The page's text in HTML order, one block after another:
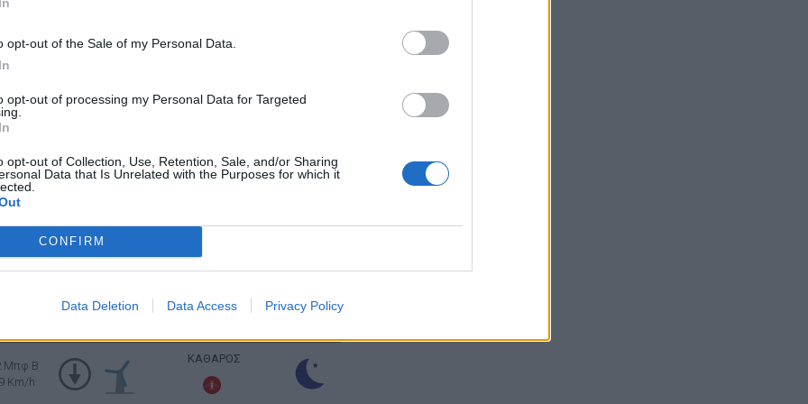
opt-out of the Sale of my Personal Data.
opt-out of processing my Personal Data for Targeted
opt-out of Collection, Use, Retention, Sale, and/or Sharing
Data that Is Unrelated with the Purposes for which it
CONFIRM
Data Deletion Data Access Privacy Policy
Μπφ BA
35 Km/h
BA
35 Km/h
ανέμου: 55km/h
BA
24 Km/h
Μπφ B
9 Km/h
ΚΑΘΑΡΟΣ